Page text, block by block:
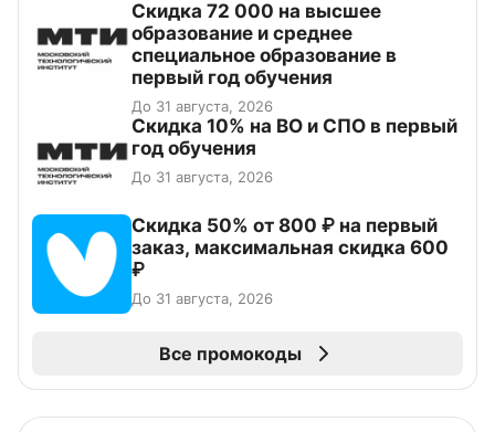
Скидка 72 000 на высшее
образование и среднее
специальное образование в
первый год обучения
До 31 августа, 2026
Скидка 10% на ВО и СПО в первый
год обучения
До 31 августа, 2026
Скидка 50% от 800 ₽ на первый
заказ, максимальная скидка 600
₽
До 31 августа, 2026
Все промокоды